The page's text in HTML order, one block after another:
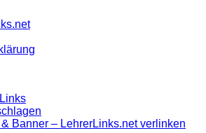
Banner – LehrerLinks.net verlinken